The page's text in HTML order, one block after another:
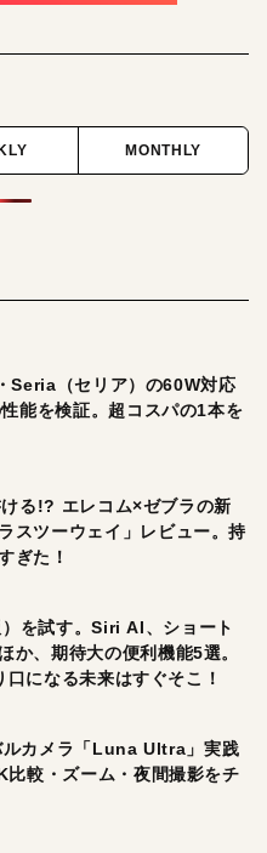
MONTHLY
Seria（セリア）の60W対応
能を検証。超コスパの1本を
る!? エレコム×ゼブラの新
スツーウェイ」レビュー。持
ぎた！
を試す。Siri AI、ショート
か、期待大の便利機能5選。
になる未来はすぐそこ！
カメラ「Luna Ultra」実践
比較・ズーム・夜間撮影をチ